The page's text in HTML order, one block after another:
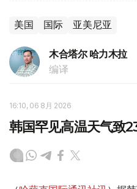
美国 国际 亚美尼亚
木合塔尔 哈力木拉
编译
16:10, 06 8月 2026
韩国罕见高温天气致